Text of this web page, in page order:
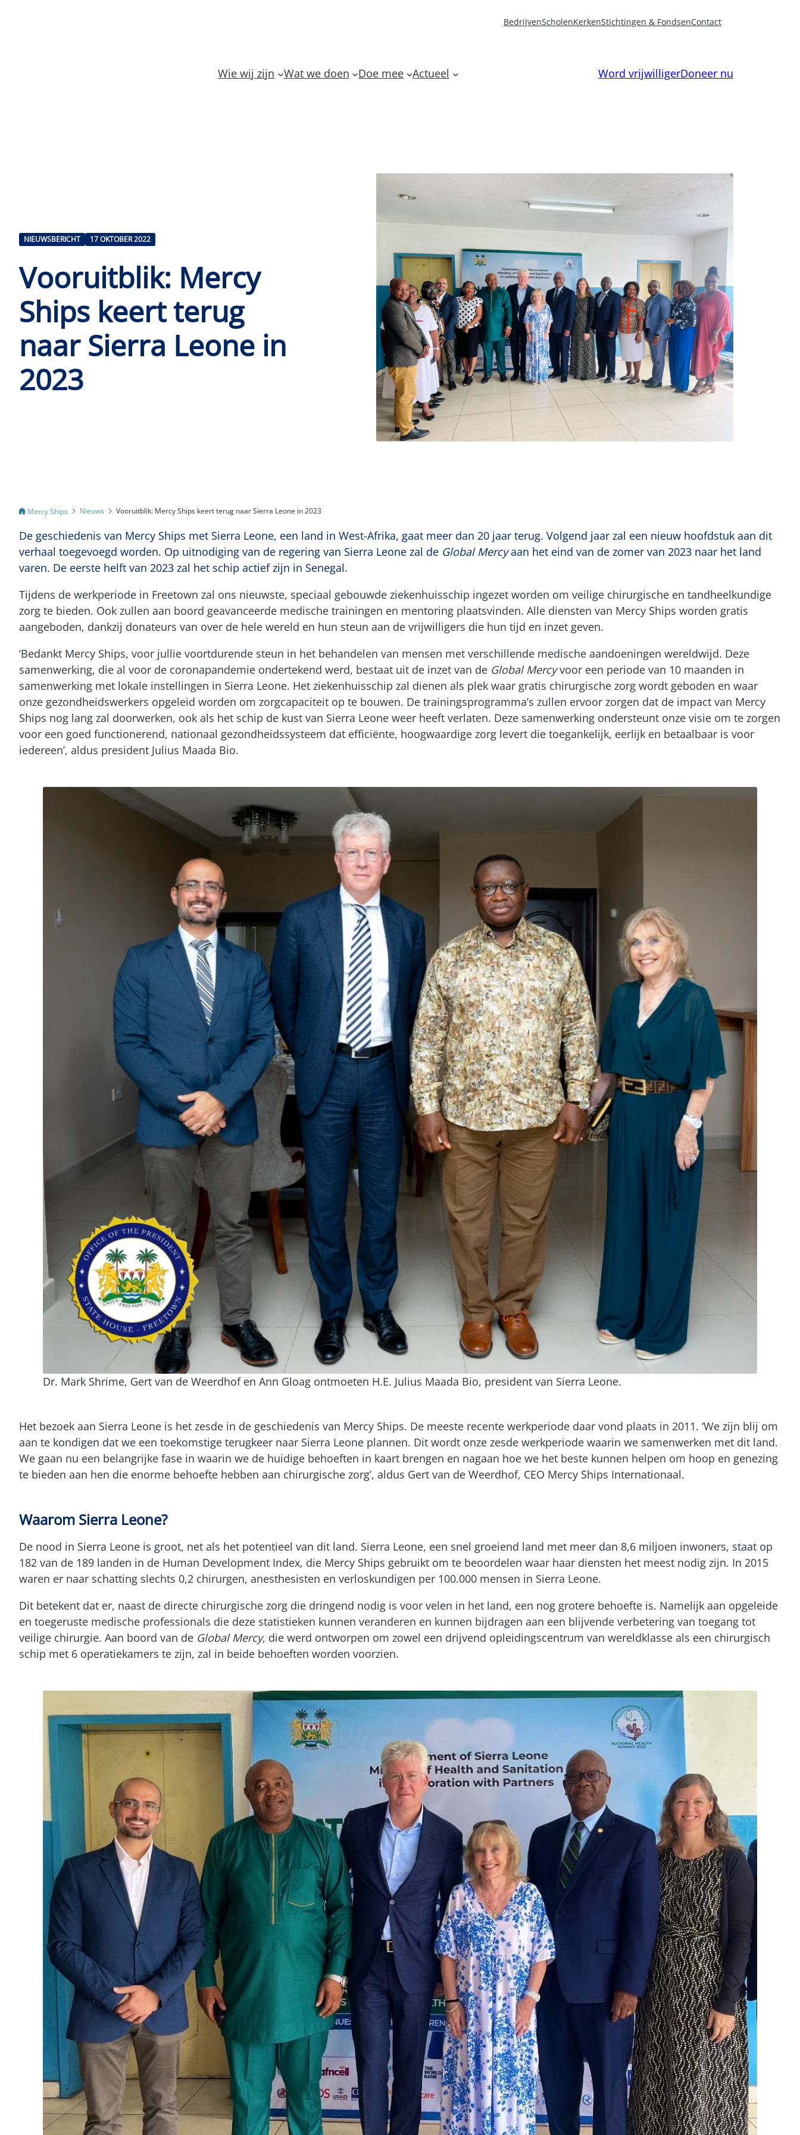
BedrijvenScholenKerkenStichtingen & FondsenContact
Wie wij zijn Wat we doen Doe mee Actueel Word vrijwilligerDoneer nu
NIEUWSBERICHT 17 OKTOBER 2022
Vooruitblik: Mercy
Ships keert terug
naar Sierra Leone in
2023
Mercy Ships Nieuws Vooruitblik: Mercy Ships keert terug naar Sierra Leone in 2023
De geschiedenis van Mercy Ships met Sierra Leone, een land in West-Afrika, gaat meer dan 20 jaar terug. Volgend jaar zal een nieuw hoofdstuk aan dit
verhaal toegevoegd worden. Op uitnodiging van de regering van Sierra Leone zal de Global Mercyaan het eind van de zomer van 2023 naar het land
varen. De eerste helft van 2023 zal het schip actief zijn in Senegal.
Tijdens de werkperiode in Freetown zal ons nieuwste, speciaal gebouwde ziekenhuisschip ingezet worden om veilige chirurgische en tandheelkundige
zorg te bieden. Ook zullen aan boord geavanceerde medische trainingen en mentoring plaatsvinden. Alle diensten van Mercy Ships worden gratis
aangeboden, dankzij donateurs van over de hele wereld en hun steun aan de vrijwilligers die hun tijd en inzet geven.
‘Bedankt Mercy Ships, voor jullie voortdurende steun in het behandelen van mensen met verschillende medische aandoeningen wereldwijd. Deze
samenwerking, die al voor de coronapandemie ondertekend werd, bestaat uit de inzet van de Global Mercyvoor een periode van 10 maanden in
samenwerking met lokale instellingen in Sierra Leone. Het ziekenhuisschip zal dienen als plek waar gratis chirurgische zorg wordt geboden en waar
onze gezondheidswerkers opgeleid worden om zorgcapaciteit op te bouwen. De trainingsprogramma’s zullen ervoor zorgen dat de impact van Mercy
Ships nog lang zal doorwerken, ook als het schip de kust van Sierra Leone weer heeft verlaten. Deze samenwerking ondersteunt onze visie om te zorgen
voor een goed functionerend, nationaal gezondheidssysteem dat efficiënte, hoogwaardige zorg levert die toegankelijk, eerlijk en betaalbaar is voor
iedereen’, aldus president Julius Maada Bio.
Dr. Mark Shrime, Gert van de Weerdhof en Ann Gloag ontmoeten H.E. Julius Maada Bio, president van Sierra Leone.
Het bezoek aan Sierra Leone is het zesde in de geschiedenis van Mercy Ships. De meeste recente werkperiode daar vond plaats in 2011. ‘We zijn blij om
aan te kondigen dat we een toekomstige terugkeer naar Sierra Leone plannen. Dit wordt onze zesde werkperiode waarin we samenwerken met dit land.
We gaan nu een belangrijke fase in waarin we de huidige behoeften in kaart brengen en nagaan hoe we het beste kunnen helpen om hoop en genezing
te bieden aan hen die enorme behoefte hebben aan chirurgische zorg’, aldus Gert van de Weerdhof, CEO Mercy Ships Internationaal.
Waarom Sierra Leone?
De nood in Sierra Leone is groot, net als het potentieel van dit land. Sierra Leone, een snel groeiend land met meer dan 8,6 miljoen inwoners, staat op
182 van de 189 landen in de Human Development Index, die Mercy Ships gebruikt om te beoordelen waar haar diensten het meest nodig zijn. In 2015
waren er naar schatting slechts 0,2 chirurgen, anesthesisten en verloskundigen per 100.000 mensen in Sierra Leone.
Dit betekent dat er, naast de directe chirurgische zorg die dringend nodig is voor velen in het land, een nog grotere behoefte is. Namelijk aan opgeleide
en toegeruste medische professionals die deze statistieken kunnen veranderen en kunnen bijdragen aan een blijvende verbetering van toegang tot
veilige chirurgie. Aan boord van de Global Mercy, die werd ontworpen om zowel een drijvend opleidingscentrum van wereldklasse als een chirurgisch
schip met 6 operatiekamers te zijn, zal in beide behoeften worden voorzien.